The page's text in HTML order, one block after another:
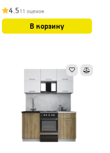
4.511 оценок
В корзину